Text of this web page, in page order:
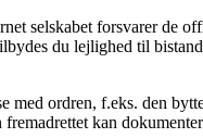
selskabet forsvarer de
du lejlighed til
med ordren, f.eks. den
fremadrettet kan